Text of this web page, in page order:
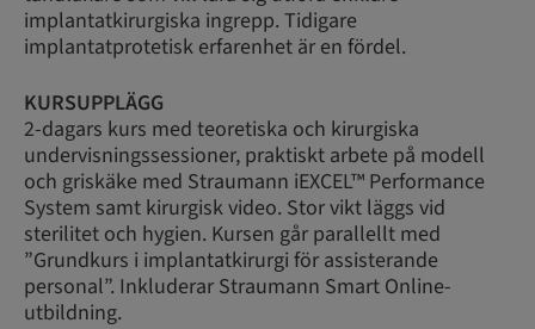
implantatkirurgiska ingrepp. Tidigare
implantatprotetisk erfarenhet är en fördel.
KURSUPPLÄGG
2-dagars kurs med teoretiska och kirurgiska
undervisningssessioner, praktiskt arbete på modell
och griskäke med Straumann iEXCEL™ Performance
System samt kirurgisk video. Stor vikt läggs vid
sterilitet och hygien. Kursen går parallellt med
”Grundkurs i implantatkirurgi för assisterande
personal”. Inkluderar Straumann Smart Online-
utbildning.